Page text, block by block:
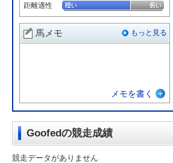
距離適性
馬メモ もっと見る
メモを書く
Goofedの競走成績
競走データがありません